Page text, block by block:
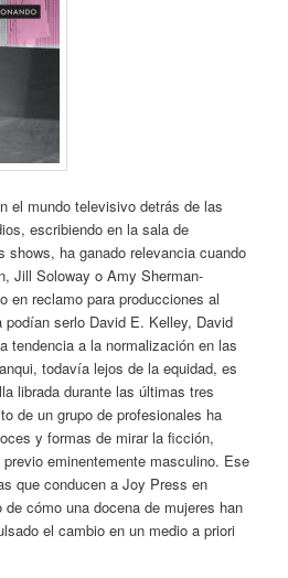
el mundo televisivo detrás de las
escribiendo en la sala de
shows, ha ganado relevancia cuando
Jill Soloway o Amy Sherman-
en reclamo para producciones al
podían serlo David E. Kelley, David
tendencia a la normalización en las
todavía lejos de la equidad, es
librada durante las últimas tres
de un grupo de profesionales ha
y formas de mirar la ficción,
previo eminentemente masculino. Ese
que conducen a Joy Press en
de cómo una docena de mujeres han
el cambio en un medio a priori